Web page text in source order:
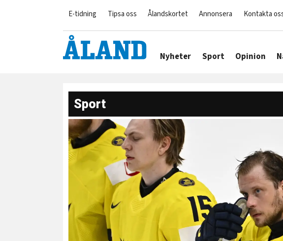
E-tidning Tipsa oss Ålandskortet Annonsera Kontakta
Nyheter Sport Opinion
Sport